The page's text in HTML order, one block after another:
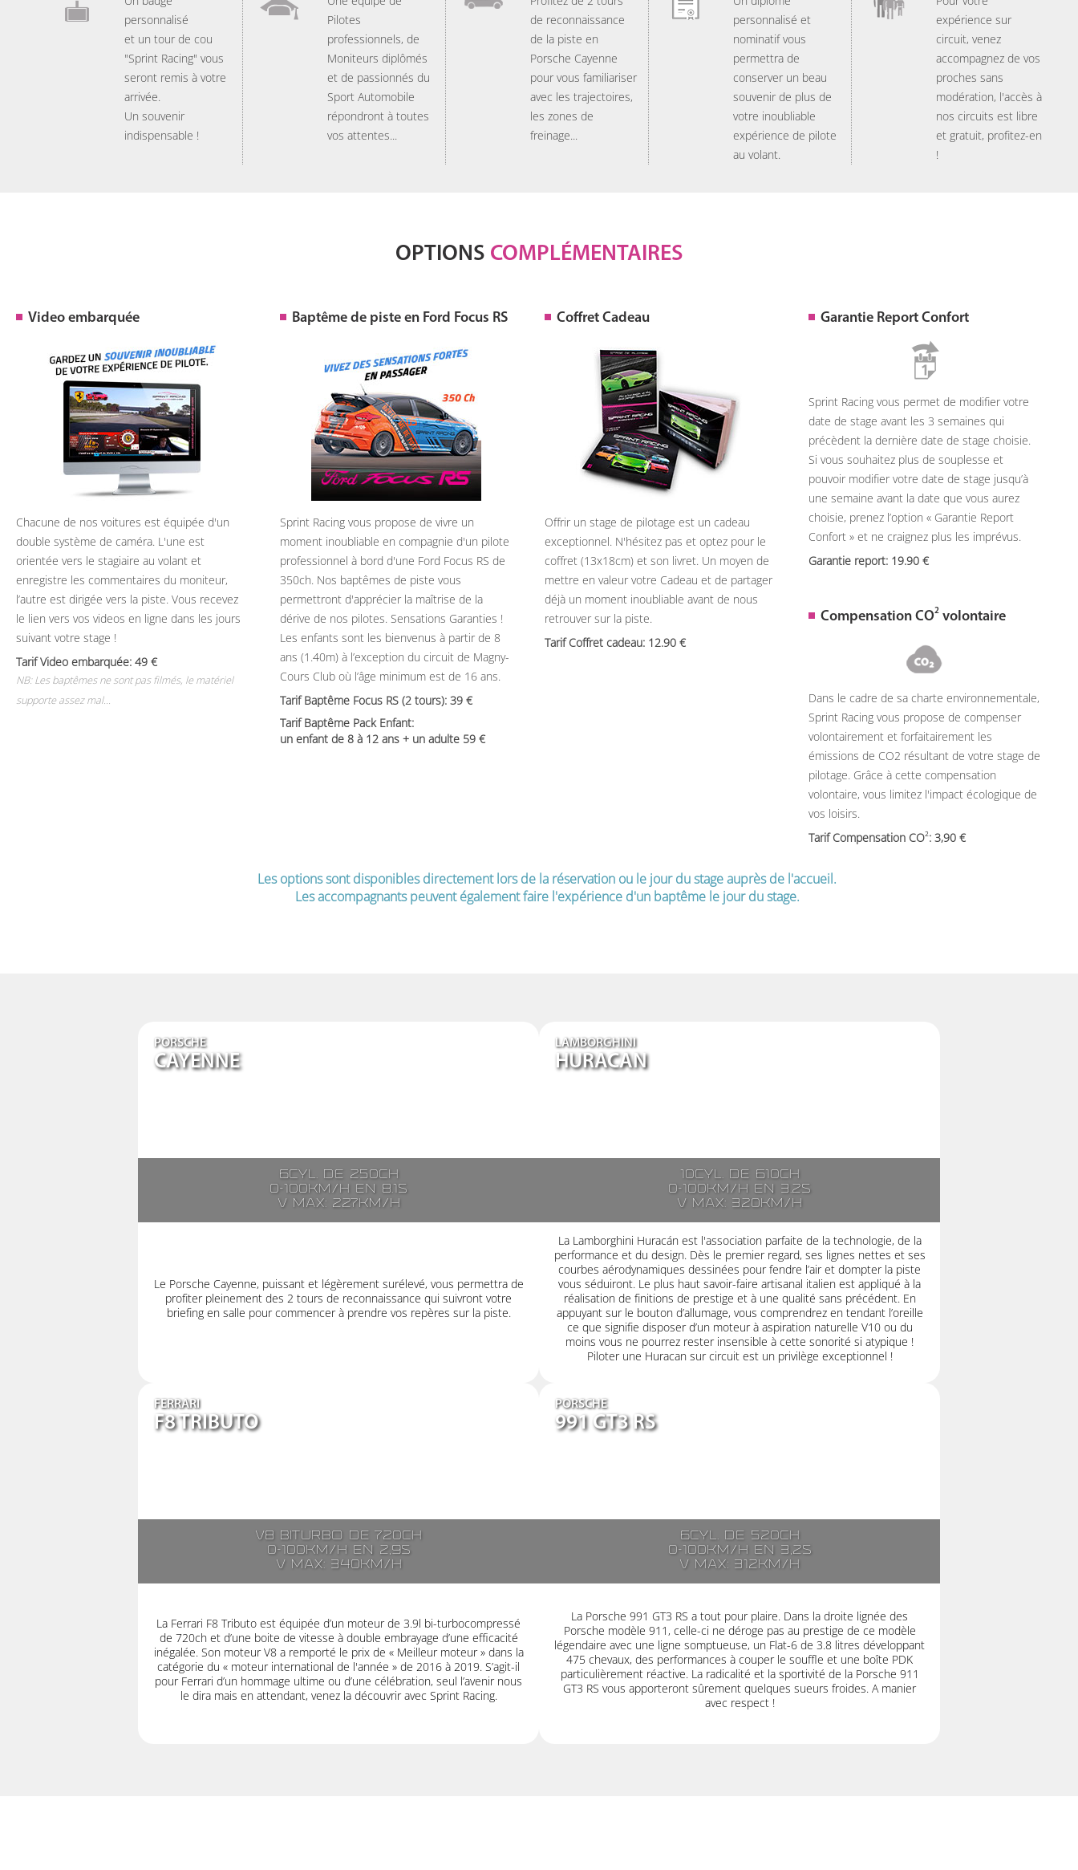
personnalisé
et un tour de cou
"Sprint Racing" vous
seront remis à votre
arrivée.
Un souvenir
indispensable !
Pilotes
professionnels, de
Moniteurs diplômés
et de passionnés du
Sport Automobile
répondront à toutes
vos attentes...
de reconnaissance
de la piste en
Porsche Cayenne
pour vous familiariser
avec les trajectoires,
les zones de
freinage...
personnalisé et
nominatif vous
permettra de
conserver un beau
souvenir de plus de
votre inoubliable
expérience de pilote
au volant.
expérience sur
circuit, venez
accompagnez de vos
proches sans
modération, l'accès à
nos circuits est libre
et gratuit, profitez-en
!
OPTIONS COMPLÉMENTAIRES
Video embarquée
Chacune de nos voitures est équipée d'un
double système de caméra. L'une est
orientée vers le stagiaire au volant et
enregistre les commentaires du moniteur,
l’autre est dirigée vers la piste. Vous recevez
le lien vers vos videos en ligne dans les jours
suivant votre stage !
Tarif Video embarquée: 49
NB: Les baptêmes ne sont pas filmés, le matériel
supporte assez mal...
Baptême de piste en Ford Focus RS
Sprint Racing vous propose de vivre un
moment inoubliable en compagnie d'un pilote
professionnel à bord d'une Ford Focus RS de
350ch. Nos baptêmes de piste vous
permettront d'apprécier la maîtrise de la
dérive de nos pilotes. Sensations Garanties !
Les enfants sont les bienvenus à partir de 8
ans (1.40m) à l’exception du circuit de Magny-
Cours Club où l’âge minimum est de 16 ans.
Tarif Baptême Focus RS (2 tours): 39
Tarif Baptême Pack Enfant:
un enfant de 8 à 12 ans + un adulte 59
Coffret Cadeau
Offrir un stage de pilotage est un cadeau
exceptionnel. N'hésitez pas et optez pour le
coffret (13x18cm) et son livret. Un moyen de
mettre en valeur votre Cadeau et de partager
déjà un moment inoubliable avant de nous
retrouver sur la piste.
Tarif Coffret cadeau: 12.90
Garantie Report Confort
Sprint Racing vous permet de modifier votre
date de stage avant les 3 semaines qui
précèdent la dernière date de stage choisie.
Si vous souhaitez plus de souplesse et
pouvoir modifier votre date de stage jusqu’à
une semaine avant la date que vous aurez
choisie, prenez l’option « Garantie Report
Confort » et ne craignez plus les imprévus.
Garantie report: 19.90
Compensation CO2volontaire
Dans le cadre de sa charte environnementale,
Sprint Racing vous propose de compenser
volontairement et forfaitairement les
émissions de CO2 résultant de votre stage de
pilotage. Grâce à cette compensation
volontaire, vous limitez l'impact écologique de
vos loisirs.
Tarif Compensation CO2: 3,90
Les options sont disponibles directement lors de la réservation ou le jour du stage auprès de l'accueil.
Les accompagnants peuvent également faire l'expérience d'un baptême le jour du stage.
PORSCHE
CAYENNE
6cyl. de 250ch
0-100km/h en 8.1s
V max: 227km/h
Le Porsche Cayenne, puissant et légèrement surélevé, vous permettra de
profiter pleinement des 2 tours de reconnaissance qui suivront votre
briefing en salle pour commencer à prendre vos repères sur la piste.
LAMBORGHINI
HURACAN
10cyl. de 610ch
0-100km/h en 3.2s
V max: 320km/h
La Lamborghini Huracán est l'association parfaite de la technologie, de la
performance et du design. Dès le premier regard, ses lignes nettes et ses
courbes aérodynamiques dessinées pour fendre l’air et dompter la piste
vous séduiront. Le plus haut savoir-faire artisanal italien est appliqué à la
réalisation de finitions de prestige et à une qualité sans précédent. En
appuyant sur le bouton d’allumage, vous comprendrez en tendant l’oreille
ce que signifie disposer d’un moteur à aspiration naturelle V10 ou du
moins vous ne pourrez rester insensible à cette sonorité si atypique !
Piloter une Huracan sur circuit est un privilège exceptionnel !
FERRARI
F8 TRIBUTO
V8 biturbo de 720ch
0-100km/h en 2,9s
V max: 340km/h
La Ferrari F8 Tributo est équipée d’un moteur de 3.9l bi-turbocompressé
de 720ch et d’une boite de vitesse à double embrayage d’une efficacité
inégalée. Son moteur V8 a remporté le prix de « Meilleur moteur » dans la
catégorie du « moteur international de l'année » de 2016 à 2019. S’agit-il
pour Ferrari d’un hommage ultime ou d’une célébration, seul l’avenir nous
le dira mais en attendant, venez la découvrir avec Sprint Racing.
PORSCHE
991 GT3 RS
6cyl. de 520ch
0-100km/h en 3,2s
V max: 312km/h
La Porsche 991 GT3 RS a tout pour plaire. Dans la droite lignée des
Porsche modèle 911, celle-ci ne déroge pas au prestige de ce modèle
légendaire avec une ligne somptueuse, un Flat-6 de 3.8 litres développant
475 chevaux, des performances à couper le souffle et une boîte PDK
particulièrement réactive. La radicalité et la sportivité de la Porsche 911
GT3 RS vous apporteront sûrement quelques sueurs froides. A manier
avec respect !